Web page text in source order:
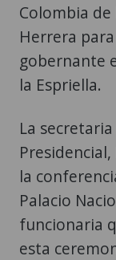
Colombia
Herrera
gobernante
la Espriella.
La
la
Palacio
funcionaria
esta